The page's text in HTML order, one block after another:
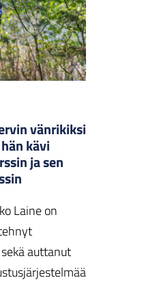
vänrikiksi
kävi
ja sen
Laine on
auttanut